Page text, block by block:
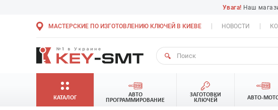
Увага! Наш
МАСТЕРСКИЕ ПО ИЗГОТОВЛЕНИЮ КЛЮЧЕЙ В КИЕВЕ НОВОСТИ
КАТАЛОГ
АВТО
ПРОГРАММИРОВАНИЕ
ЗАГОТОВКИ
КЛЮЧЕЙ
АВТО-